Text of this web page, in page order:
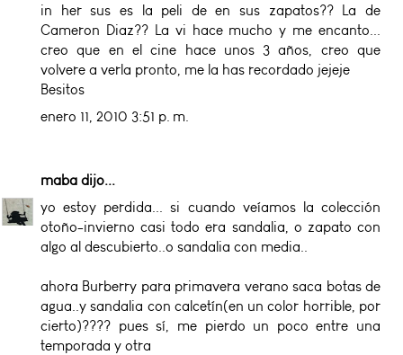
in her sus es la peli de en sus zapatos?? La de
Cameron Diaz?? La vi hace mucho y me encanto...
creo que en el cine hace unos 3 años, creo que
volvere a verla pronto, me la has recordado jejeje
Besitos
enero 11, 2010 3:51 p. m.
maba dijo...
yo estoy perdida... si cuando veíamos la colección
otoño-invierno casi todo era sandalia, o zapato con
algo al descubierto..o sandalia con media..
ahora Burberry para primavera verano saca botas de
agua..y sandalia con calcetín(en un color horrible, por
cierto)???? pues sí, me pierdo un poco entre una
temporada y otra